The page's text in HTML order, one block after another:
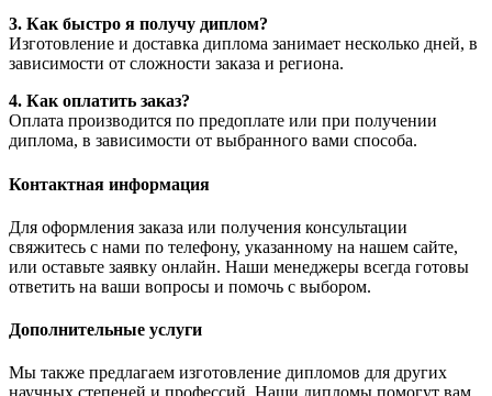
3. Как быстро я получу диплом?
Изготовление и доставка диплома занимает несколько дней, в
зависимости от сложности заказа и региона.
4. Как оплатить заказ?
Оплата производится по предоплате или при получении
диплома, в зависимости от выбранного вами способа.
Контактная информация
Для оформления заказа или получения консультации
свяжитесь с нами по телефону, указанному на нашем сайте,
или оставьте заявку онлайн. Наши менеджеры всегда готовы
ответить на ваши вопросы и помочь с выбором.
Дополнительные услуги
Мы также предлагаем изготовление дипломов для других